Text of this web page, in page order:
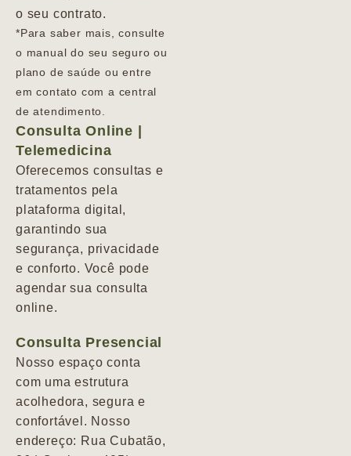
o seu contrato.
*Para saber mais, consulte
o manual do seu seguro ou
plano de saúde ou entre
em contato com a central
de atendimento.
Consulta Online |
Telemedicina
Oferecemos consultas e
tratamentos pela
plataforma digital,
garantindo sua
segurança, privacidade
e conforto. Você pode
agendar sua consulta
online.
Consulta Presencial
Nosso espaço conta
com uma estrutura
acolhedora, segura e
confortável. Nosso
endereço: Rua Cubatão,